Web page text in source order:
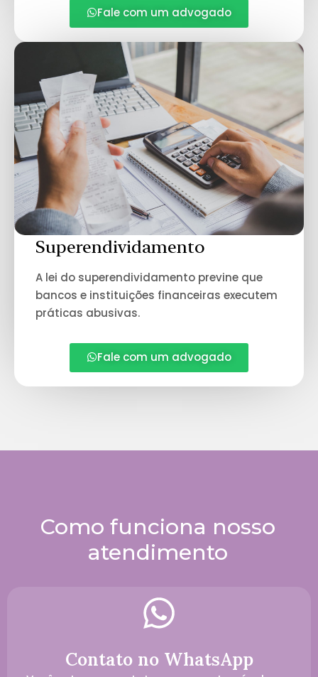
Fale com um advogado
Superendividamento
A lei do superendividamento previne que
bancos e instituições financeiras executem
práticas abusivas.
Fale com um advogado
Como funciona nosso
atendimento
Contato no WhatsApp